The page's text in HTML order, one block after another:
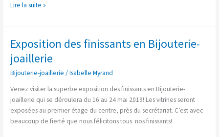
Lire la suite »
Exposition des finissants en Bijouterie-
joaillerie
Bijouterie-joaillerie /Isabelle Myrand
Venez visiter la superbe exposition des finissants en Bijouterie-
joaillerie qui se déroulera du 16 au 24 mai 2019! Les vitrines seront
exposées au premier étage du centre, près du secrétariat. C’est avec
beaucoup de fierté que nous félicitons tous nos finissants!
Exposition
finissants
en